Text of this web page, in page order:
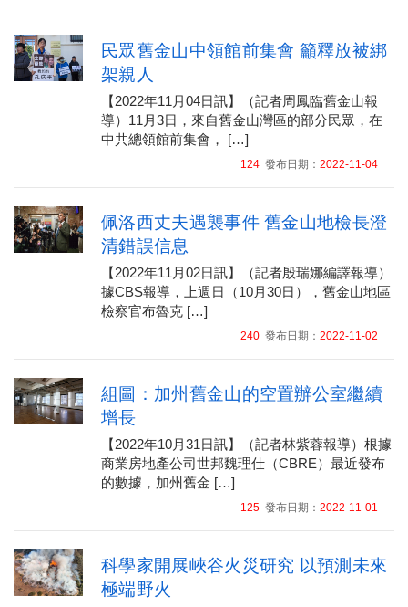
民眾舊金山中領館前集會 籲釋放被綁
架親人
【2022年11月04日訊】（記者周鳳臨舊金山報
導）11月3日，來自舊金山灣區的部分民眾，在
中共總領館前集會， […]
124發布日期： 2022-11-04
佩洛西丈夫遇襲事件 舊金山地檢長澄
清錯誤信息
【2022年11月02日訊】（記者殷瑞娜編譯報導）
據CBS報導，上週日（10月30日），舊金山地區
檢察官布魯克 […]
240發布日期： 2022-11-02
組圖：加州舊金山的空置辦公室繼續
增長
【2022年10月31日訊】（記者林紫蓉報導）根據
商業房地產公司世邦魏理仕（CBRE）最近發布
的數據，加州舊金 […]
125發布日期： 2022-11-01
科學家開展峽谷火災研究 以預測未來
極端野火